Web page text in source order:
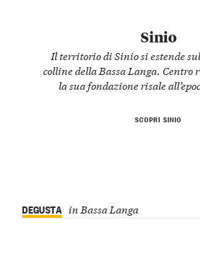
Sinio
Il territorio di Sinio si estende
colline della Bassa Langa. Centro
la sua fondazione risale
SCOPRI SINIO
DEGUSTA in Bassa Langa